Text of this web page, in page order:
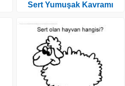
Sert Yumuşak Kavramı